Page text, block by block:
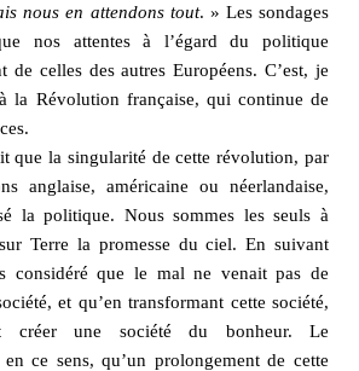
nous en attendons tout. » Les sondages
nos attentes à l’égard du politique
de celles des autres Européens. C’est, je
la Révolution française, qui continue de
que la singularité de cette révolution, par
anglaise, américaine ou néerlandaise,
la politique. Nous sommes les seuls à
Terre la promesse du ciel. En suivant
considéré que le mal ne venait pas de
et qu’en transformant cette société,
créer une société du bonheur. Le
ce sens, qu’un prolongement de cette